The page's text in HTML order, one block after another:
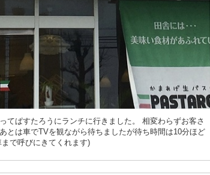
てぱすたろうにランチに行きました。 相変わらずお客さ
とは車でTVを観ながら待ちましたが待ち時間は10分ほど
で呼びにきてくれます)